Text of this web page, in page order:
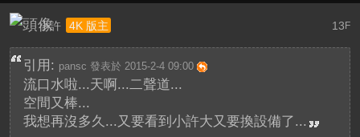
13F
小許 4K 版主
引用: pansc 發表於 2015-2-4 09:00
流口水啦...天啊...二聲道...
空間又棒...
我想再沒多久...又要看到小許大又要換設備了...